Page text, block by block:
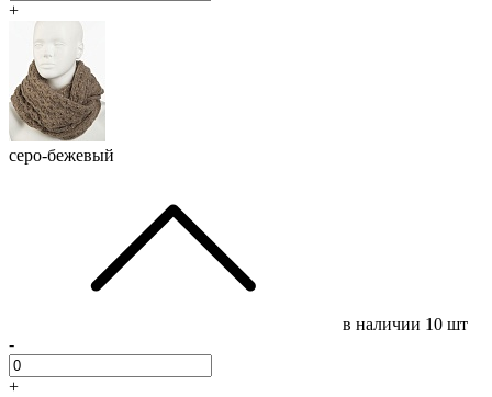
+
серо-бежевый
в наличии 10 шт
-
+